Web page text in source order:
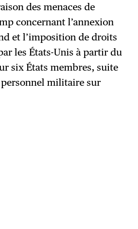
des menaces de
concernant l’annexion
et l’imposition de droits
les États-Unis à partir du
six États membres, suite
personnel militaire sur